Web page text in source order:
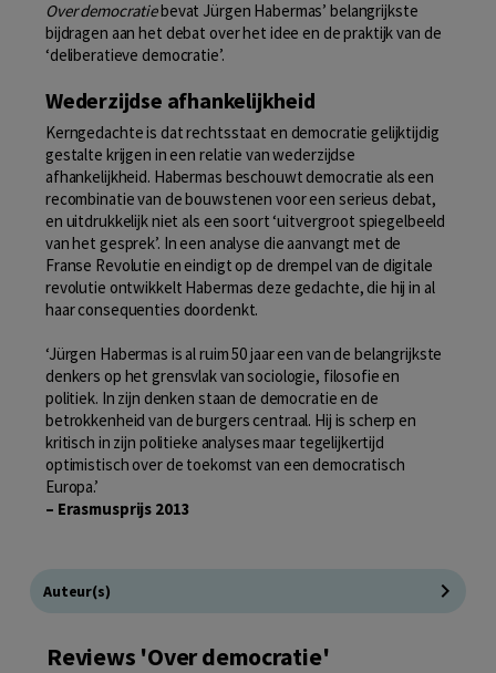
Over democratiebevat Jürgen Habermas’ belangrijkste
bijdragen aan het debat over het idee en de praktijk van de
‘deliberatieve democratie’.
Wederzijdse afhankelijkheid
Kerngedachte is dat rechtsstaat en democratie gelijktijdig
gestalte krijgen in een relatie van wederzijdse
afhankelijkheid. Habermas beschouwt democratie als een
recombinatie van de bouwstenen voor een serieus debat,
en uitdrukkelijk niet als een soort ‘uitvergroot spiegelbeeld
van het gesprek’. In een analyse die aanvangt met de
Franse Revolutie en eindigt op de drempel van de digitale
revolutie ontwikkelt Habermas deze gedachte, die hij in al
haar consequenties doordenkt.
‘Jürgen Habermas is al ruim 50 jaar een van de belangrijkste
denkers op het grensvlak van sociologie, filosofie en
politiek. In zijn denken staan de democratie en de
betrokkenheid van de burgers centraal. Hij is scherp en
kritisch in zijn politieke analyses maar tegelijkertijd
optimistisch over de toekomst van een democratisch
Europa.’
– Erasmusprijs 2013
Auteur(s)
Reviews 'Over democratie'